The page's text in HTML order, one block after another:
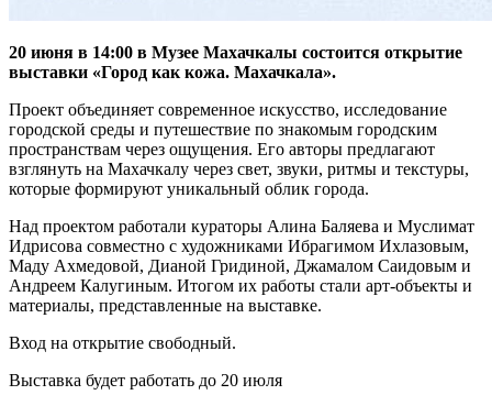
20 июня в 14:00 в Музее Махачкалы состоится открытие
выставки «Город как кожа. Махачкала».
Проект объединяет современное искусство, исследование
городской среды и путешествие по знакомым городским
пространствам через ощущения. Его авторы предлагают
взглянуть на Махачкалу через свет, звуки, ритмы и текстуры,
которые формируют уникальный облик города.
Над проектом работали кураторы Алина Баляева и Муслимат
Идрисова совместно с художниками Ибрагимом Ихлазовым,
Маду Ахмедовой, Дианой Гридиной, Джамалом Саидовым и
Андреем Калугиным. Итогом их работы стали арт-объекты и
материалы, представленные на выставке.
Вход на открытие свободный.
Выставка будет работать до 20 июля